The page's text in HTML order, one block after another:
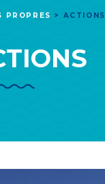
PROPRES > ACTIONS